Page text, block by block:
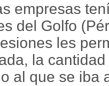
empresas
del Golfo
les
la
al que se iba